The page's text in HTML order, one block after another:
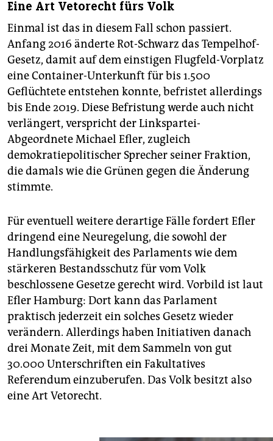
Eine Art Vetorecht fürs Volk
Einmal ist das in diesem Fall schon passiert.
Anfang 2016 änderte Rot-Schwarz das Tempelhof-
Gesetz, damit auf dem einstigen Flugfeld-Vorplatz
eine Container-Unterkunft für bis 1.500
Geflüchtete entstehen konnte, befristet allerdings
bis Ende 2019. Diese Befristung werde auch nicht
verlängert, verspricht der Linkspartei-
Abgeordnete Michael Efler, zugleich
demokratiepolitischer Sprecher seiner Fraktion,
die damals wie die Grünen gegen die Änderung
stimmte.
Für eventuell weitere derartige Fälle fordert Efler
dringend eine Neuregelung, die sowohl der
Handlungsfähigkeit des Parlaments wie dem
stärkeren Bestandsschutz für vom Volk
beschlossene Gesetze gerecht wird. Vorbild ist laut
Efler Hamburg: Dort kann das Parlament
praktisch jederzeit ein solches Gesetz wieder
verändern. Allerdings haben Initiativen danach
drei Monate Zeit, mit dem Sammeln von gut
30.000 Unterschriften ein Fakultatives
Referendum einzuberufen. Das Volk besitzt also
eine Art Vetorecht.